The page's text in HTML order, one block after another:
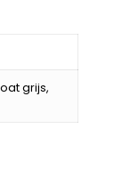
grijs,